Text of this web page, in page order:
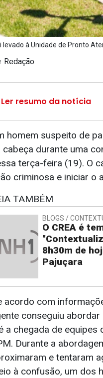
à Unidade de Pronto
Redação
Ler resumo da notícia
homem suspeito de
cabeça durante uma
terça-feira (19). O
criminosa e iniciar o
TAMBÉM
BLOGS /
O CREA é
8h30m de
Pajuçara
acordo com
conseguiu
a chegada de equipes
Durante a
e tentaram
à confusão, um dos